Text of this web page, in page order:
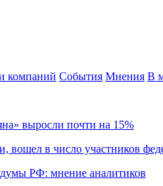
компаний События Мнения В
выросли почти на 15%
в число участников
РФ: мнение аналитиков